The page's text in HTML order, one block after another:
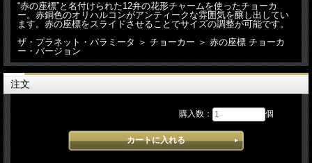
“赤の座標”と名付けられた12弁の花形チャームを使ったチョーカ
ー。赤銅色のオリハルコンがアンティークな雰囲気を醸し出してい
ます。赤の座標をスライドさせることでサイズの調整が可能です。
ザ・プラネット・パラミータ ＞ チョーカー ＞ 赤の座標 チョーカ
ー・バージョン
注文
購入数： 個